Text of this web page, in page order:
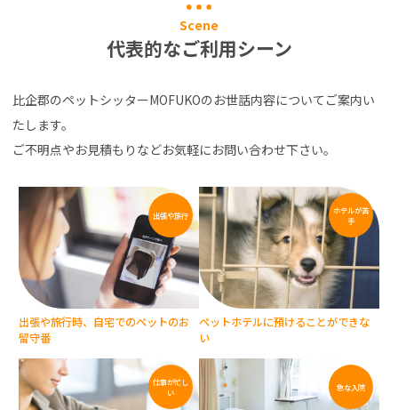
Scene
代表的なご利用シーン
比企郡のペットシッターMOFUKOのお世話内容についてご案内い
たします。
ご不明点やお見積もりなどお気軽にお問い合わせ下さい。
出張や旅行
出張や旅行時、 自宅でのペットのお
留守番
ホテルが苦
手
ペットホテルに預けることができな
い
仕事が忙し
い
急な入院